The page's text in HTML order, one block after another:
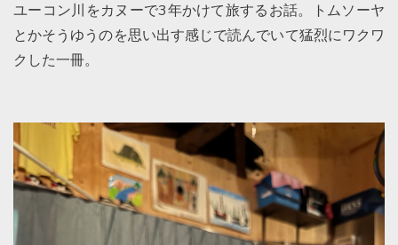
ユーコン川をカヌーで3年かけて旅するお話。トムソーヤ
とかそうゆうのを思い出す感じで読んでいて猛烈にワクワ
クした一冊。